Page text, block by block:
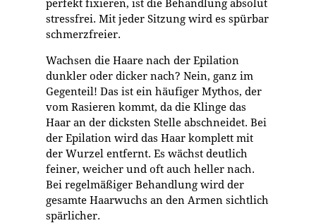
stressfrei. Mit jeder Sitzung wird es spürbar
schmerzfreier.
Wachsen die Haare nach der Epilation
dunkler oder dicker nach? Nein, ganz im
Gegenteil! Das ist ein häufiger Mythos, der
vom Rasieren kommt, da die Klinge das
Haar an der dicksten Stelle abschneidet. Bei
der Epilation wird das Haar komplett mit
der Wurzel entfernt. Es wächst deutlich
feiner, weicher und oft auch heller nach.
Bei regelmäßiger Behandlung wird der
gesamte Haarwuchs an den Armen sichtlich
spärlicher.